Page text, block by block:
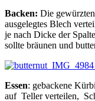
Backen: Die
ausgelegtes Blech
je nach Dicke der
sollte bräunen und
Essen: gebackene
auf Teller verteilen,